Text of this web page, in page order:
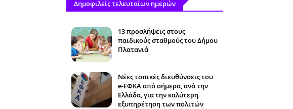
Δημοφιλείς τελευταίων ημερών
13 προσλήψεις στους
παιδικούς σταθμούς του Δήμου
Πλατανιά
Νέες τοπικές διευθύνσεις του
e-ΕΦΚΑ από σήμερα, ανά την
Ελλάδα, για την καλύτερη
εξυπηρέτηση των πολιτών